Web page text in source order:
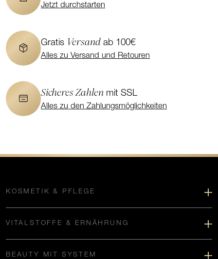
Jetzt durchstarten
Gratis Versand ab 100€
Alles zu Versand und Retouren
Sicheres Zahlen mit SSL
Alles zu den Zahlungsmöglichkeiten
KOSMETIK & PFLEGE
VITALSTOFFE & ERNÄHRUNG
BEAUTY MIT SYSTEM